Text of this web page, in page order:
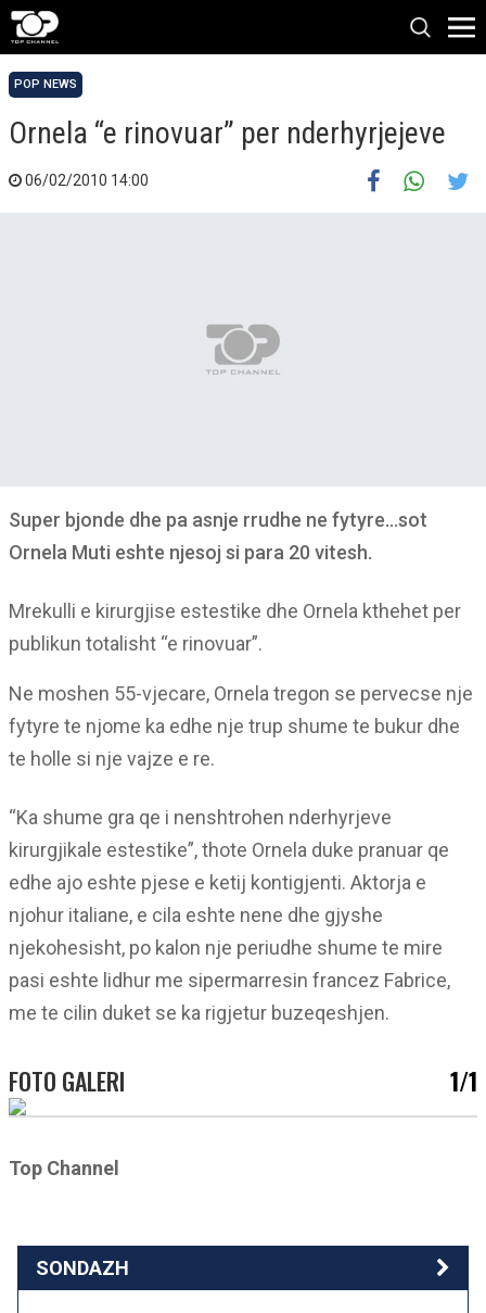
POP NEWS
Ornela “e rinovuar” per nderhyrjejeve
06/02/2010 14:00
Super bjonde dhe pa asnje rrudhe ne fytyre…sot
Ornela Muti eshte njesoj si para 20 vitesh.
Mrekulli e kirurgjise estestike dhe Ornela kthehet per
publikun totalisht “e rinovuar”.
Ne moshen 55-vjecare, Ornela tregon se pervecse nje
fytyre te njome ka edhe nje trup shume te bukur dhe
te holle si nje vajze e re.
“Ka shume gra qe i nenshtrohen nderhyrjeve
kirurgjikale estestike”, thote Ornela duke pranuar qe
edhe ajo eshte pjese e ketij kontigjenti. Aktorja e
njohur italiane, e cila eshte nene dhe gjyshe
njekohesisht, po kalon nje periudhe shume te mire
pasi eshte lidhur me sipermarresin francez Fabrice,
me te cilin duket se ka rigjetur buzeqeshjen.
FOTO GALERI 1/1
Top Channel
SONDAZH